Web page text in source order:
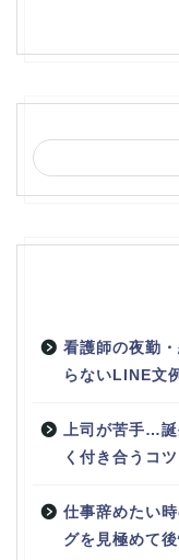
看護師の夜勤
らないLINE文
上司が苦手…誕
く付き合うコツ
仕事辞めたい
グを見極めて